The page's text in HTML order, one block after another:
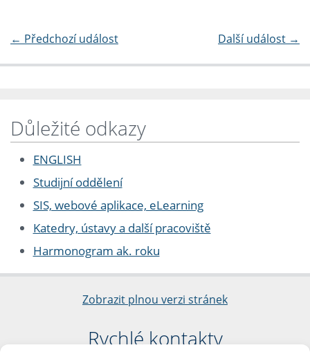
← Předchozí událost Další událost →
Důležité odkazy
ENGLISH
Studijní oddělení
SIS, webové aplikace, eLearning
Katedry, ústavy a další pracoviště
Harmonogram ak. roku
Zobrazit plnou verzi stránek
Rychlé kontakty